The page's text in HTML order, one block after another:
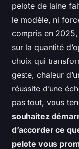
pelote de laine
le modèle, ni
compris en
sur la quantité
choix qui
geste, chaleur
réussite d’une
pas tout, vous
souhaitez
d’accorder ce
pelote vous